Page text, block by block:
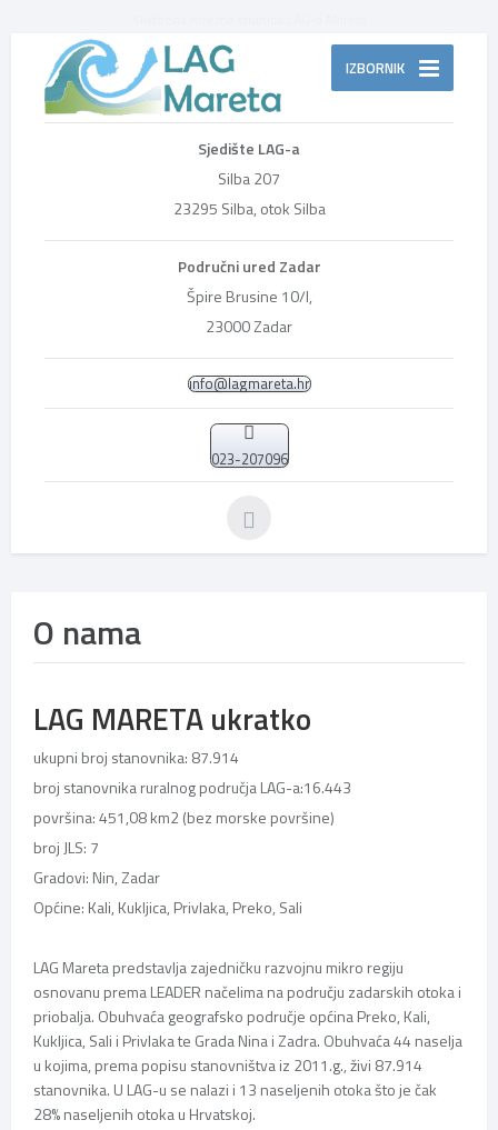
IZBORNIK
Sjedište LAG-a
Silba 207
23295 Silba, otok Silba
Područni ured Zadar
Špire Brusine 10/I,
23000 Zadar
info@lagmareta.hr
023-207096
O nama
LAG MARETA ukratko
ukupni broj stanovnika: 87.914
broj stanovnika ruralnog područja LAG-a:16.443
površina: 451,08 km2 (bez morske površine)
broj JLS: 7
Gradovi: Nin, Zadar
Općine: Kali, Kukljica, Privlaka, Preko, Sali
LAG Mareta predstavlja zajedničku razvojnu mikro regiju
osnovanu prema LEADER načelima na području zadarskih otoka i
priobalja. Obuhvaća geografsko područje općina Preko, Kali,
Kukljica, Sali i Privlaka te Grada Nina i Zadra. Obuhvaća 44 naselja
u kojima, prema popisu stanovništva iz 2011.g., živi 87.914
stanovnika. U LAG-u se nalazi i 13 naseljenih otoka što je čak
28% naseljenih otoka u Hrvatskoj.